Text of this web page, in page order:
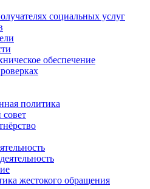
социальных услуг
обеспечение
политика
жестокого обращения